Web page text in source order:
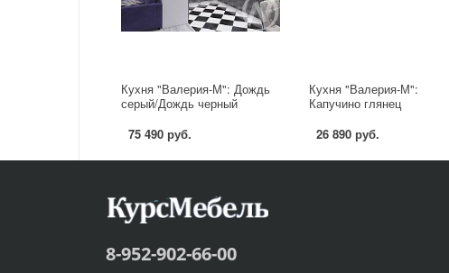
Кухня "Валерия-М": Дождь
серый/Дождь черный
75 490 руб.
Кухня "Валерия-М":
Капучино глянец
26 890 руб.
8-952-902-66-00